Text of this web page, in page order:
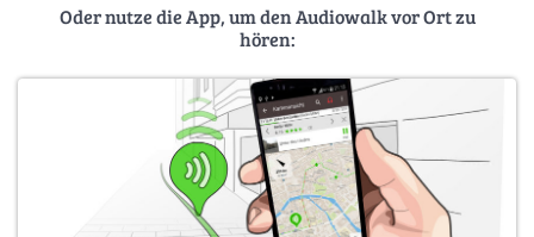
Oder nutze die App, um den Audiowalk vor Ort zu
hören: